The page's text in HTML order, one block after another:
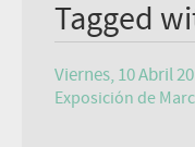
Tagged
Viernes, 10 Abril
Exposición de